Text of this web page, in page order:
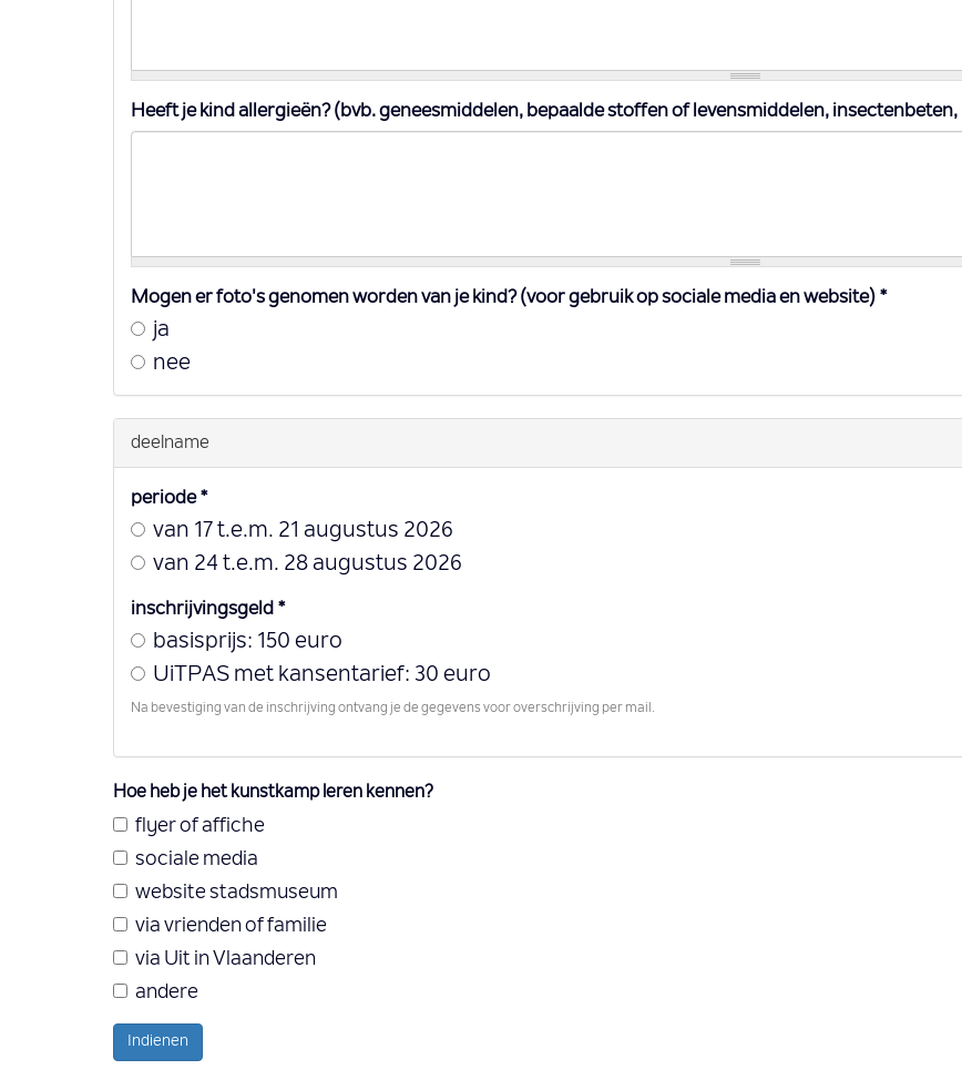
Heeft je kind allergieën? (bvb. geneesmiddelen, bepaalde stoffen of levensmiddelen, insectenbeten,
Mogen er foto's genomen worden van je kind? (voor gebruik op sociale media en website) *
ja
nee
deelname
periode*
van 17 t.e.m. 21 augustus 2026
van 24 t.e.m. 28 augustus 2026
inschrijvingsgeld *
basisprijs: 150 euro
UiTPAS met kansentarief: 30 euro
Na bevestiging van de inschrijving ontvang je de gegevens voor overschrijving per mail.
Hoe heb je het kunstkamp leren kennen?
flyer of affiche
sociale media
website stadsmuseum
via vrienden of familie
via Uit in Vlaanderen
andere
Indienen